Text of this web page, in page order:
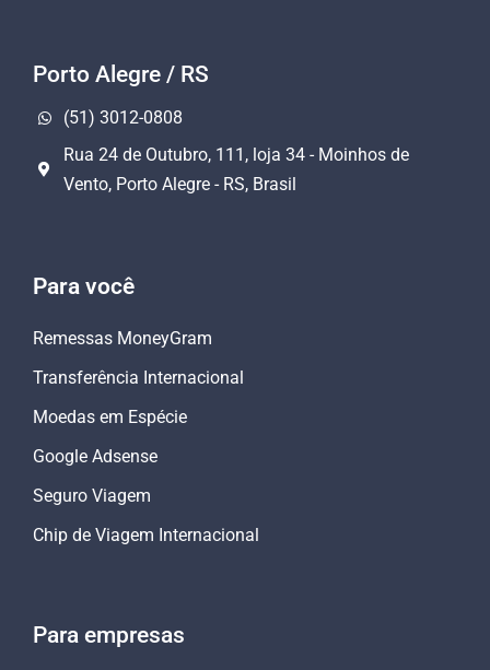
Porto Alegre / RS
(51) 3012-0808
Rua 24 de Outubro, 111, loja 34 - Moinhos de
Vento, Porto Alegre - RS, Brasil
Para você
Remessas MoneyGram
Transferência Internacional
Moedas em Espécie
Google Adsense
Seguro Viagem
Chip de Viagem Internacional
Para empresas